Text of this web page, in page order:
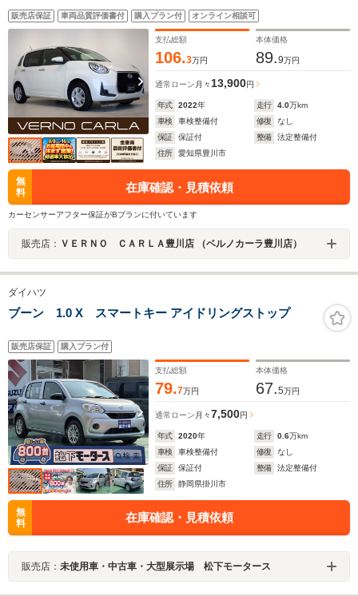
CD再生・ETC・ドライブレコーダー
販売店保証 車両品質評価書付 購入プラン付 オンライン相談可
支払総額
106.3万円
本体価格
89.9万円
通常ローン 月々13,900円
年式 2022年 走行 4.0万km
車検
車検整備付 修復
なし
保証
保証付 整備
法定整備付
住所
愛知県豊川市
無
料
在庫確認・見積依頼
カーセンサーアフター保証がBプランに付いています
販売店： ＶＥＲＮＯ ＣＡＲＬＡ豊川店 （ベルノカーラ豊川店）
ダイハツ
ブーン 1.0 X スマートキー アイドリングストップ
販売店保証 購入プラン付
支払総額
79.7万円
本体価格
67.5万円
通常ローン 月々7,500円
年式 2020年 走行 0.6万km
車検
車検整備付 修復
なし
保証
保証付 整備
法定整備付
住所
静岡県掛川市
無
料
在庫確認・見積依頼
販売店： 未使用車・中古車・大型展示場 松下モータース